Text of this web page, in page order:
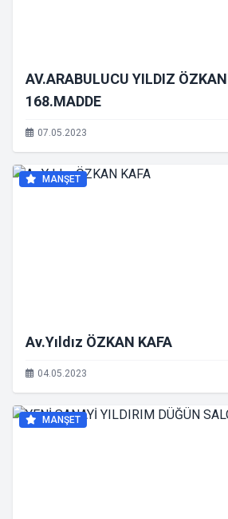
AV.ARABULUCU YILDIZ
168.MADDE
07.05.2023
MANŞET
Av.Yıldız ÖZKAN KAFA
04.05.2023
MANŞET